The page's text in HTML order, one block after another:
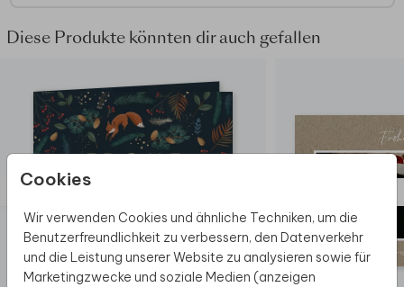
Cookies
Wir verwenden Cookies und ähnliche Techniken, um die
Benutzerfreundlichkeit zu verbessern, den Datenverkehr
und die Leistung unserer Website zu analysieren sowie für
Marketingzwecke und soziale Medien (anzeigen
Diese Produkte könnten dir auch gefallen